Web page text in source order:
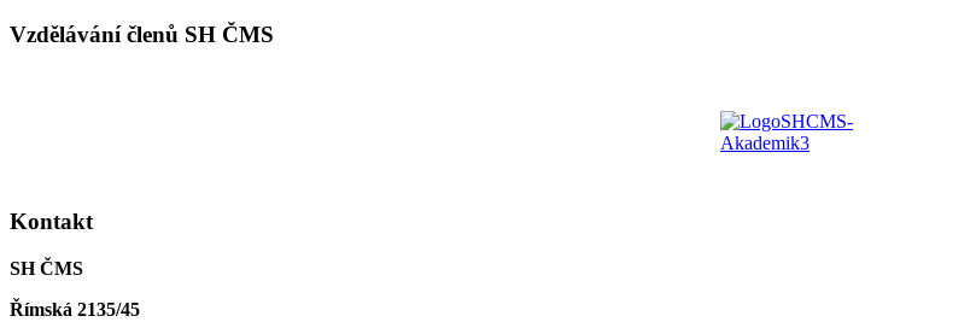
Vzdělávání členů SH ČMS
Kontakt
SH ČMS
Římská 2135/45